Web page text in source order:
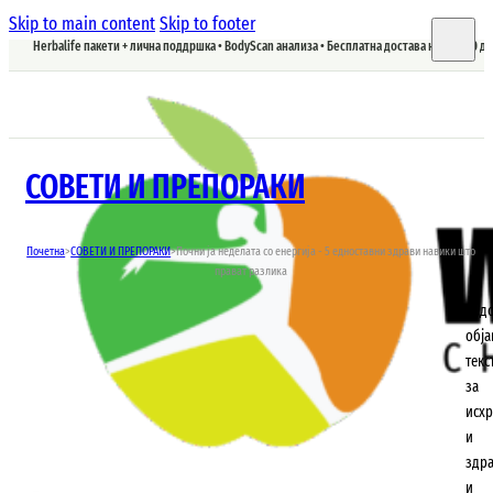
Skip to main contentSkip to footer
Herbalife пакети + лична поддршка • BodyScan анализа • Бесплатна достава над 5.900
СОВЕТИ И ПРЕПОРАКИ
Почетна>СОВЕТИ И ПРЕПОРАКИ>Почни ја неделата со енергија - 5 едноставни здрави навики што
прават разлика
за
и
и